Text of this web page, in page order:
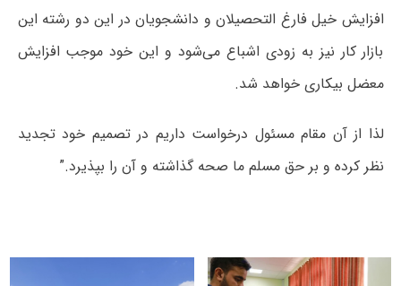
افزایش خیل فارغ التحصیلان و دانشجویان در این دو رشته این
بازار کار نیز به زودی اشباع می‌شود و این خود موجب افزایش
معضل بیکاری خواهد شد.
لذا از آن مقام مسئول درخواست داریم در تصمیم خود تجدید
نظر کرده و بر حق مسلم ما صحه گذاشته و آن را بپذیرد.”